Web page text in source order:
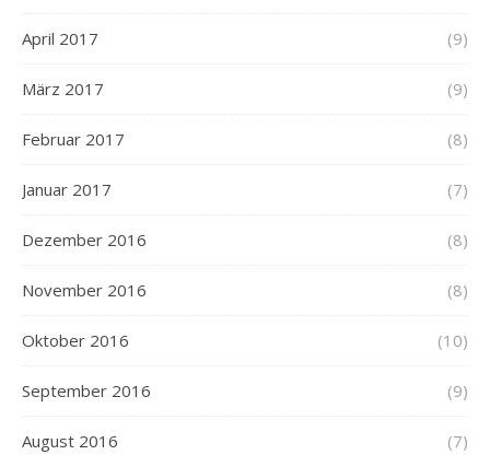
April 2017 (9)
März 2017 (9)
Februar 2017 (8)
Januar 2017 (7)
Dezember 2016 (8)
November 2016 (8)
Oktober 2016 (10)
September 2016 (9)
August 2016 (7)